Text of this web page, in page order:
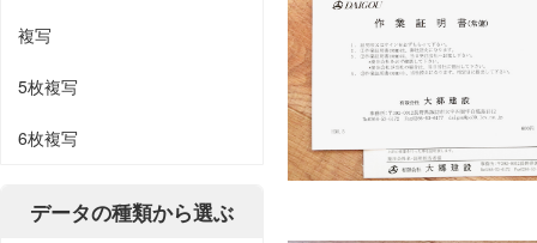
複写
5枚複写
6枚複写
データの種類から選ぶ